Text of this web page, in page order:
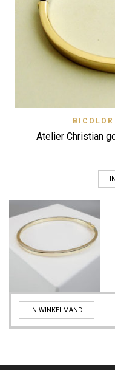
Atelier Christian
IN WINKELMAND